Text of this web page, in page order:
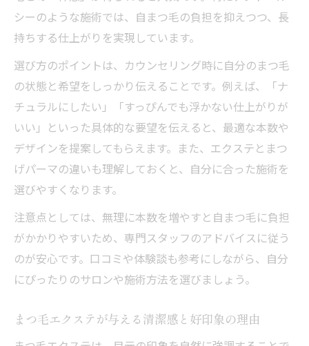
シーのような施術では、自まつ毛の負担を抑えつつ、長
持ちする仕上がりを実現しています。
選び方のポイントは、カウンセリング時に自分のまつ毛
の状態と希望をしっかり伝えることです。例えば、「ナ
チュラルにしたい」「すっぴんでも浮かない仕上がりが
いい」といった具体的な要望を伝えると、最適な本数や
デザインを提案してもらえます。また、エクステとまつ
げパーマの違いも理解しておくと、自分に合った施術を
選びやすくなります。
注意点としては、無理に本数を増やすと自まつ毛に負担
がかかりやすいため、専門スタッフのアドバイスに従う
のが安心です。口コミや体験談も参考にしながら、自分
にぴったりのサロンや施術方法を選びましょう。
まつ毛エクステが与える清潔感と好印象の理由